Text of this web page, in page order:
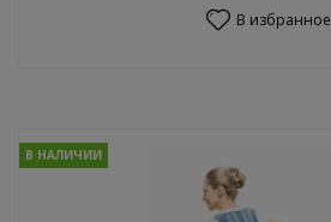
В избранное
В НАЛИЧИИ